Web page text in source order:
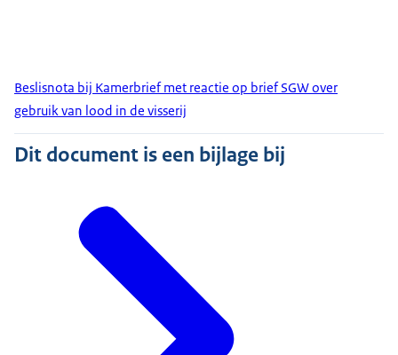
Beslisnota bij Kamerbrief met reactie op brief SGW over
gebruik van lood in de visserij
Dit document is een bijlage bij